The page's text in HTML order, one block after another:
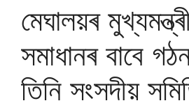
মেঘালয়ৰ
সমাধানৰ বাবে
তিনি সংসদীয়